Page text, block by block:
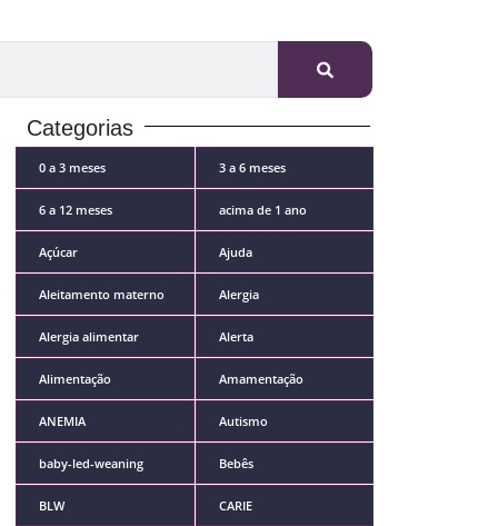
Categorias
0 a 3 meses 3 a 6 meses
6 a 12 meses acima de 1 ano
Açúcar Ajuda
Aleitamento materno Alergia
Alergia alimentar Alerta
Alimentação Amamentação
ANEMIA Autismo
baby-led-weaning Bebês
BLW CARIE